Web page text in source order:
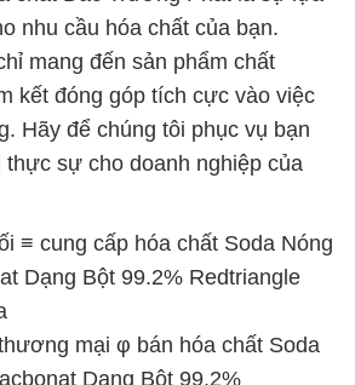
thực sự cho doanh nghiệp của
≡ cung cấp hóa chất Soda Nóng
Dạng Bột 99.2% Redtriangle
mại φ bán hóa chất Soda
Dạng Bột 99.2%
Quốc China
= thương mại hóa chất Soda
Dạng Bột 99.2%
Quốc China